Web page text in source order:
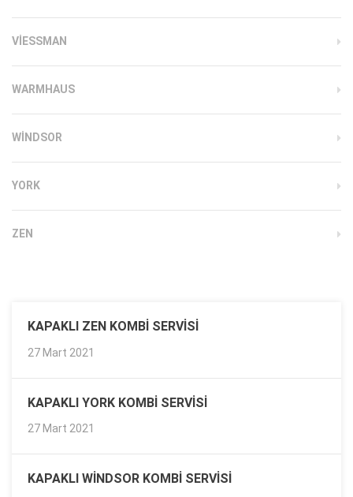
VIESSMAN
WARMHAUS
WINDSOR
YORK
ZEN
KAPAKLI ZEN KOMBI SERVISI
27 Mart 2021
KAPAKLI YORK KOMBI SERVISI
27 Mart 2021
KAPAKLI WINDSOR KOMBI SERVISI